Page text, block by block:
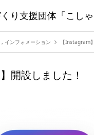
り支援団体「こしゃ
, インフォメーション 【Instagram
開設しました！